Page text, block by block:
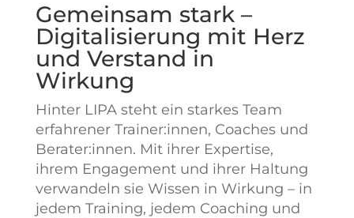
Gemeinsam stark –
Digitalisierung mit Herz
und Verstand in
Wirkung
Hinter LIPA steht ein starkes Team
erfahrener Trainer:innen, Coaches und
Berater:innen. Mit ihrer Expertise,
ihrem Engagement und ihrer Haltung
verwandeln sie Wissen in Wirkung – in
jedem Training, jedem Coaching und